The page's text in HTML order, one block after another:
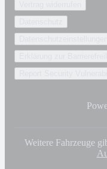
Weitere Fahrzeuge